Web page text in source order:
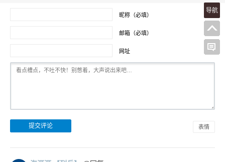
昵称（必填）
邮箱（必填）
网址
表情
导航